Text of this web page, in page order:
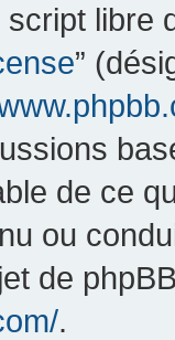
script
”
de ce
ou
de
.